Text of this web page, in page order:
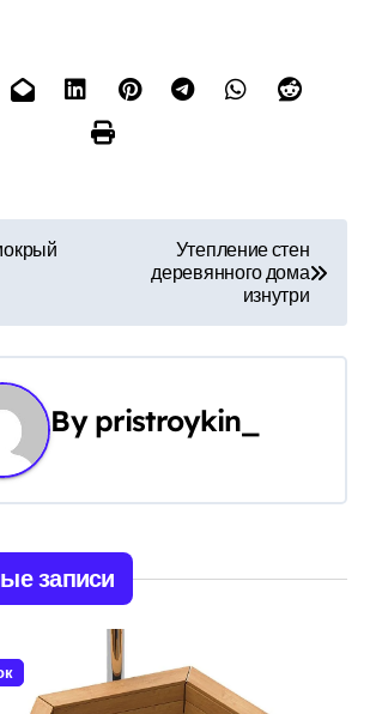
Утепление стен
деревянного дома
изнутри
By pristroykin_
записи